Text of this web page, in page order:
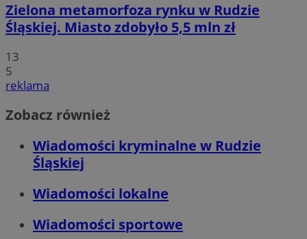
Zielona metamorfoza rynku w Rudzie
Śląskiej. Miasto zdobyło 5,5 mln zł
13
5
reklama
Zobacz również
Wiadomości kryminalne w Rudzie
Śląskiej
Wiadomości lokalne
Wiadomości sportowe